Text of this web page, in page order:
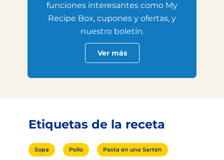
funciones interesantes como My
Recipe Box, cupones y ofertas, y
nuestro boletín.
Ver más
Etiquetas de la receta
Sopa Pollo Pasta en una Sartén